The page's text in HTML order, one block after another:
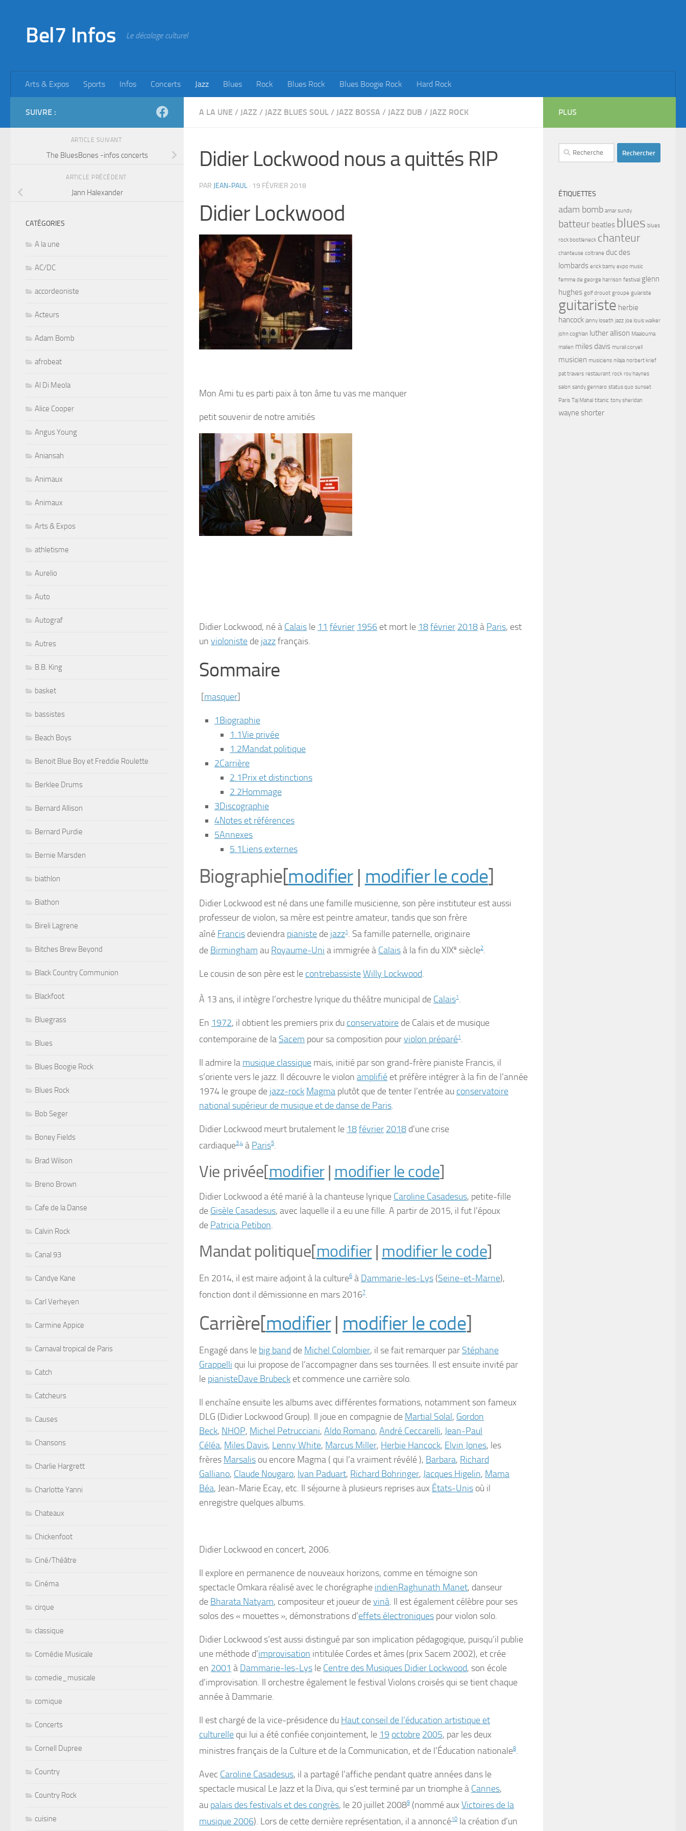
Bel7 Infos Le décalage culturel
Arts & Expos Sports Infos Concerts Jazz Blues Rock Blues Rock Blues Boogie Rock Hard Rock
A LA UNE / JAZZ / JAZZ BLUES SOUL / JAZZ BOSSA / JAZZ DUB / JAZZ ROCK
Didier Lockwood nous a quittés RIP
PAR JEAN-PAUL · 19 FÉVRIER 2018
Didier Lockwood
Mon Ami tu es parti paix à ton âme tu vas me manquer
petit souvenir de notre amitiés
Didier Lockwood, né à Calais le 11 février 1956 et mort le 18février 2018à Paris, est
un violoniste de jazzfrançais.
Sommaire
[masquer]
1Biographie
1.1Vie privée
1.2Mandat politique
2Carrière
2.1Prix et distinctions
2.2Hommage
3Discographie
4Notes et références
5Annexes
5.1Liens externes
Biographie[modifier| modifier le code]
Didier Lockwood est né dans une famille musicienne, son père instituteur est aussi
professeur de violon, sa mère est peintre amateur, tandis que son frère
aîné Francis deviendra pianiste de jazz1. Sa famille paternelle, originaire
de Birmingham au Royaume-Uni a immigrée à Calaisà la fin du XIXe siècle2.
Le cousin de son père est le contrebassisteWilly Lockwood.
À 13 ans, il intègre l’orchestre lyrique du théâtre municipal de Calais1.
En 1972, il obtient les premiers prix du conservatoire de Calais et de musique
contemporaine de la Sacem pour sa composition pourviolon préparé1.
Il admire la musique classique mais, initié par son grand-frère pianiste Francis, il
s’oriente vers le jazz. Il découvre le violon amplifié et préfère intégrer à la fin de l’année
1974 le groupe de jazz-rock Magma plutôt que de tenter l’entrée au conservatoire
national supérieur de musique et de danse de Paris.
Didier Lockwood meurt brutalement le 18février 2018 d’une crise
cardiaque3,4 à Paris5.
Vie privée[modifier| modifier le code]
Didier Lockwood a été marié à la chanteuse lyrique Caroline Casadesus, petite-fille
de Gisèle Casadesus, avec laquelle il a eu une fille. A partir de 2015, il fut l’époux
de Patricia Petibon.
Mandat politique[modifier| modifier le code]
En 2014, il est maire adjoint à la culture6 à Dammarie-les-Lys (Seine-et-Marne),
fonction dont il démissionne en mars 20167.
Carrière[modifier| modifier le code]
Engagé dans le big band de Michel Colombier, il se fait remarquer par Stéphane
Grappelli qui lui propose de l’accompagner dans ses tournées. Il est ensuite invité par
le pianisteDave Brubeck et commence une carrière solo.
Il enchaîne ensuite les albums avec différentes formations, notamment son fameux
DLG (Didier Lockwood Group). Il joue en compagnie de Martial Solal, Gordon
Beck, NHOP, Michel Petrucciani, Aldo Romano, André Ceccarelli, Jean-Paul
Céléa, Miles Davis, Lenny White, Marcus Miller, Herbie Hancock, Elvin Jones, les
frères Marsalis ou encore Magma ( qui l’a vraiment révélé ), Barbara, Richard
Galliano, Claude Nougaro, Ivan Paduart, Richard Bohringer, Jacques Higelin, Mama
Béa, Jean-Marie Ecay, etc. Il séjourne à plusieurs reprises aux États-Unis où il
enregistre quelques albums.
Didier Lockwood en concert, 2006.
Il explore en permanence de nouveaux horizons, comme en témoigne son
spectacle Omkara réalisé avec le chorégraphe indienRaghunath Manet, danseur
de Bharata Natyam, compositeur et joueur devinâ. Il est également célèbre pour ses
solos des « mouettes », démonstrations d’effets électroniques pour violon solo.
Didier Lockwood s’est aussi distingué par son implication pédagogique, puisqu’il publie
une méthode d’improvisation intitulée Cordes et âmes (prix Sacem 2002), et crée
en 2001 à Dammarie-les-Lys le Centre des Musiques Didier Lockwood, son école
d’improvisation. Il orchestre également le festival Violons croisés qui se tient chaque
année à Dammarie.
Il est chargé de la vice-présidence du Haut conseil de l’éducation artistique et
culturelle qui lui a été confiée conjointement, le 19 octobre 2005, par les deux
ministres français de la Culture et de la Communication, et de l’Éducation nationale8.
Avec Caroline Casadesus, il a partagé l’affiche pendant quatre années dans le
spectacle musical Le Jazz et la Diva, qui s’est terminé par un triomphe à Cannes,
au palais des festivals et des congrès, le 20 juillet 20089 (nommé auxVictoires de la
musique 2006). Lors de cette dernière représentation, il a annoncé10 la création d’un
SUIVRE :
ARTICLE SUIVANT
The BluesBones -infos concerts
ARTICLE PRÉCÉDENT
Jann Halexander
CATÉGORIES
A la une
AC/DC
accordeoniste
Acteurs
Adam Bomb
afrobeat
Al Di Meola
Alice Cooper
Angus Young
Aniansah
Animaux
Animaux
Arts & Expos
athletisme
Aurelio
Auto
Autograf
Autres
B.B. King
basket
bassistes
Beach Boys
Benoit Blue Boy et Freddie Roulette
Berklee Drums
Bernard Allison
Bernard Purdie
Bernie Marsden
biathlon
Biathon
Bireli Lagrene
Bitches Brew Beyond
Black Country Communion
Blackfoot
Bluegrass
Blues
Blues Boogie Rock
Blues Rock
Bob Seger
Boney Fields
Brad Wilson
Breno Brown
Cafe de la Danse
Calvin Rock
Canal 93
Candye Kane
Carl Verheyen
Carmine Appice
Carnaval tropical de Paris
Catch
Catcheurs
Causes
Chansons
Charlie Hargrett
Charlotte Yanni
Chateaux
Chickenfoot
Ciné/Théâtre
Cinéma
cirque
classique
Comédie Musicale
comedie_musicale
comique
Concerts
Cornell Dupree
Country
Country Rock
cuisine
PLUS
Rechercher :
ÉTIQUETTES
adam bomb amar sundy
batteur beatles blues blues
rock bootleneck chanteur
chanteuse coltrane duc des
lombards erick bamy expo music
femme de george harrison festival glenn
hughes golf drouot groupe guiariste
guitariste herbie
hancock janny loseth jazz joe louis walker
john coghlan luther allison Maalouma
malien miles davis murali coryell
musicien musiciens nilaja norbert krief
pat travers restaurant rock roy haynes
salon sandy gennaro status quo sunset
Paris Taj Mahal titanic tony sheridan
wayne shorter